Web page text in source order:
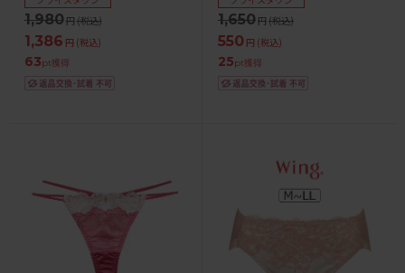
1,980円(税込)
1,386 円 (税込)
63pt獲得
1,650円(税込)
550 円 (税込)
25pt獲得